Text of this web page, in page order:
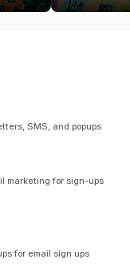
SMS, and popups
marketing for sign-ups
for email sign ups